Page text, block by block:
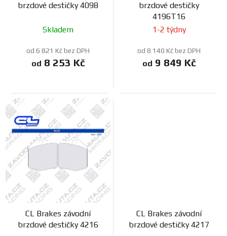
brzdové destičky 4098
Skladem
od 6 821 Kč bez DPH
od 8 253 Kč
brzdové destičky
4196T16
1-2 týdny
od 8 140 Kč bez DPH
od 9 849 Kč
CL Brakes závodní
brzdové destičky 4216
CL Brakes závodní
brzdové destičky 4217